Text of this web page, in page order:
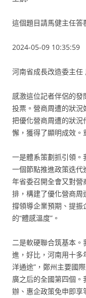
這個題目請馬健主任答
2024-05-09 10:35:59
河南省成長改造委主任
感激這位記者伴侶的
投票。營商周遭的狀
把優化營商周遭的狀
懈，獲得了顯明成效。
一是體系策劃抓引領
一個節點推進政策迭
年省委召開全會又對營
排，構建了優化營商周
撐領導企業預期、提振
的“體感溫度”。
二是軟硬聯合筑基本。
進，好比，河南用十多
洋通途”，鄭州主要國
廣之后的全國第四個。
辦、惠企政策免申即